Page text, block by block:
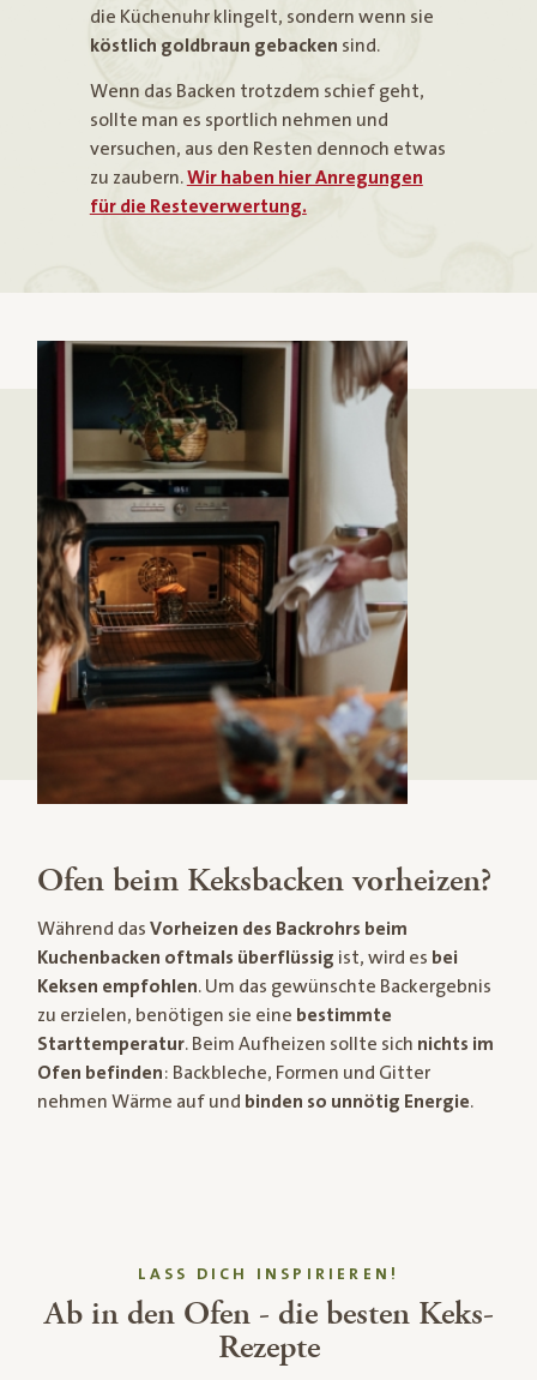
die Küchenuhr klingelt, sondern wenn sie
köstlich goldbraun gebacken sind.
Wenn das Backen trotzdem schief geht,
sollte man es sportlich nehmen und
versuchen, aus den Resten dennoch etwas
zu zaubern.Wir haben hier Anregungen
für die Resteverwertung.
Ofen beim Keksbacken vorheizen?
Während das Vorheizen des Backrohrs beim
Kuchenbacken oftmals überflüssig ist, wird es bei
Keksen empfohlen. Um das gewünschte Backergebnis
zu erzielen, benötigen sie eine bestimmte
Starttemperatur. Beim Aufheizen sollte sich nichts im
Ofen befinden: Backbleche, Formen und Gitter
nehmen Wärme auf und binden so unnötig Energie.
LASS DICH INSPIRIEREN!
Ab in den Ofen - die besten Keks-
Rezepte